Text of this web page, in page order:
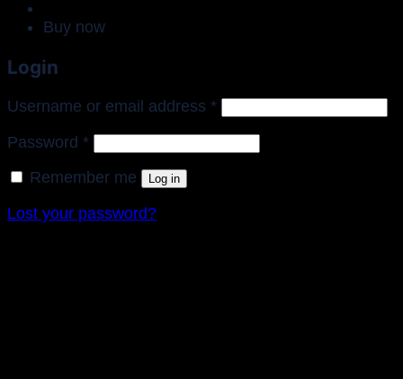
Buy now
Login
Username or email address *Required
Password *Required
Remember me Log in
Lost your password?